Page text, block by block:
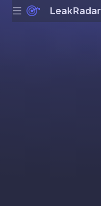
Menu LeakRadar